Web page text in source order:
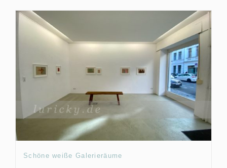
Schöne weiße Galerieräume